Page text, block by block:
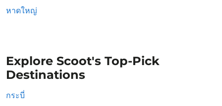
หาดใหญ่
Explore Scoot's Top-Pick
Destinations
กระบี่